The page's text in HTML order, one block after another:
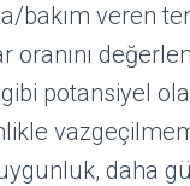
bakım veren
potansiyel
daha